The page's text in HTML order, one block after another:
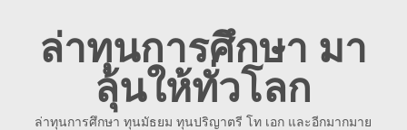
contentล่าทุนการศึกษา มา
ลุ้นให้ทั่วโลก
ล่าทุนการศึกษา ทุนมัธยม ทุนปริญาตรี โท เอก และอีกมากมาย